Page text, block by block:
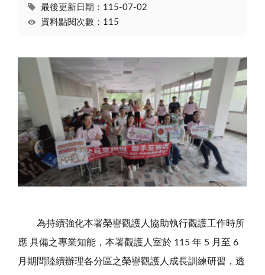
最後更新日期：115-07-02
資料點閱次數：115
為持續強化本署榮譽觀護人協助執行觀護工作時所
應 具備之專業知能，本署觀護人室於 115 年 5 月至 6
月期間陸續辦理各分區之榮譽觀護人成長訓練研習，透